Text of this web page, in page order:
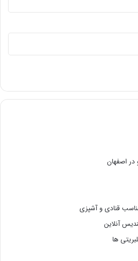
در اصفهان
قنادی و آشپزی
آنلاین
ها